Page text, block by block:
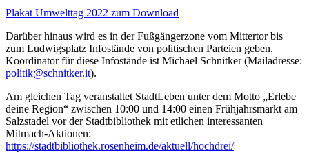
Plakat Umwelttag 2022 zum Download
Darüber hinaus wird es in der Fußgängerzone vom Mittertor bis
zum Ludwigsplatz Infostände von politischen Parteien geben.
Koordinator für diese Infostände ist Michael Schnitker (Mailadresse:
politik@schnitker.it).
Am gleichen Tag veranstaltet StadtLeben unter dem Motto „Erlebe
deine Region“ zwischen 10:00 und 14:00 einen Frühjahrsmarkt am
Salzstadel vor der Stadtbibliothek mit etlichen interessanten
Mitmach-Aktionen:
https://stadtbibliothek.rosenheim.de/aktuell/hochdrei/